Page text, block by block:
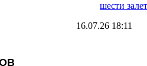
шести
16.07.26 18:11